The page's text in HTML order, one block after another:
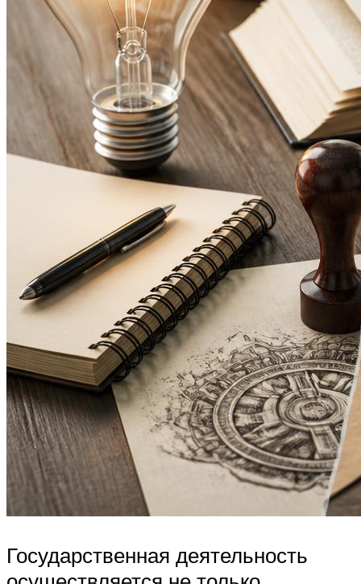
Государственная деятельность